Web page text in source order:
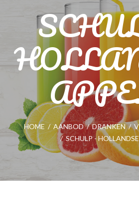
HOME / AANBOD / DRANKEN /
/ SCHULP -